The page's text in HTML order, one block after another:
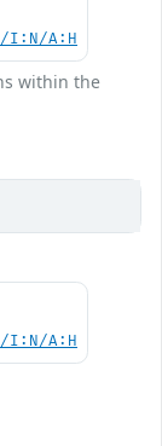
I:N/A:H
within the
I:N/A:H